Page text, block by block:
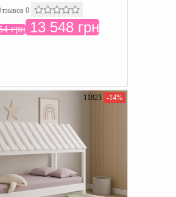
0
грн13 548 грн
11823 -14%